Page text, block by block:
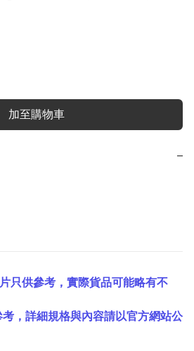
加至購物車
−
只供參考，實際貨品可能略有不
考，詳細規格與內容請以官方網站公